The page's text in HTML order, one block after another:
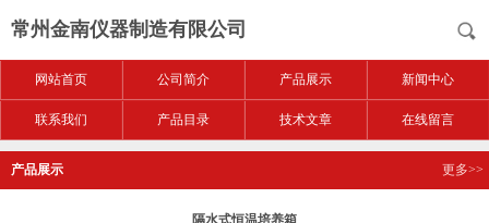
常州金南仪器制造有限公司
网站首页 公司简介 产品展示 新闻中心
联系我们 产品目录 技术文章 在线留言
产品展示 更多>>
隔水式恒温培养箱